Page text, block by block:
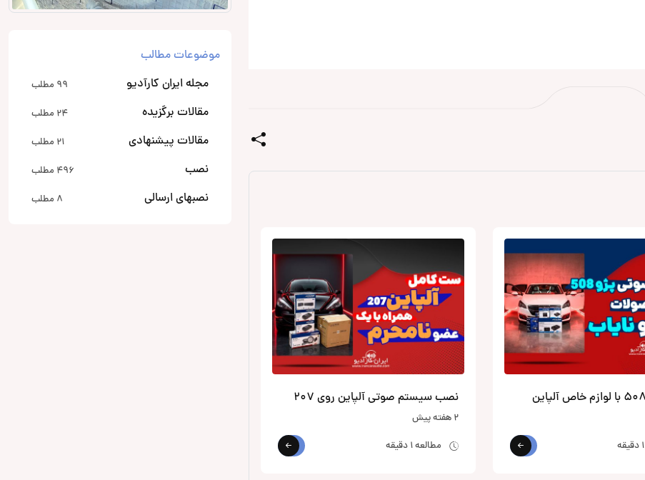
نصب سیستم صوتی آلپاین روی 207
2 هفته پیش
مطالعه 1 دقیقه
موضوعات مطالب
مجله ایران کارآدیو
99 مطلب
مقالات برگزیده 24 مطلب
مقالات پیشنهادی 21 مطلب
نصب 496 مطلب
نصبهای ارسالی 8 مطلب